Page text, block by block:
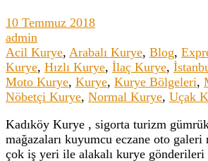
10 Temmuz 2018
admin
Acil Kurye, Arabalı Kurye, Blog,
Kurye, Hızlı Kurye, İlaç Kurye,
Moto Kurye, Kurye, Kurye Bölgeleri,
Nöbetçi Kurye, Normal Kurye, Uçak
Kadıköy Kurye , sigorta turizm
mağazaları kuyumcu eczane oto galeri
çok iş yeri ile alakalı kurye